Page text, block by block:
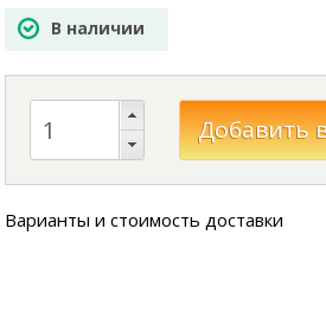
В наличии
Варианты и стоимость доставки